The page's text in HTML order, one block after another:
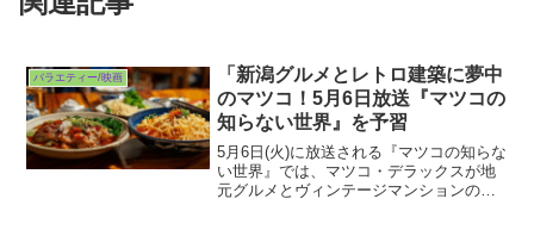
バラエティー/映画
「新潟グルメとレトロ建築に夢中
のマツコ！5月6日放送『マツコの
知らない世界』を予習
5月6日(火)に放送される『マツコの知らな
い世界』では、マツコ・デラックスが地
元グルメとヴィンテージマンションの魅